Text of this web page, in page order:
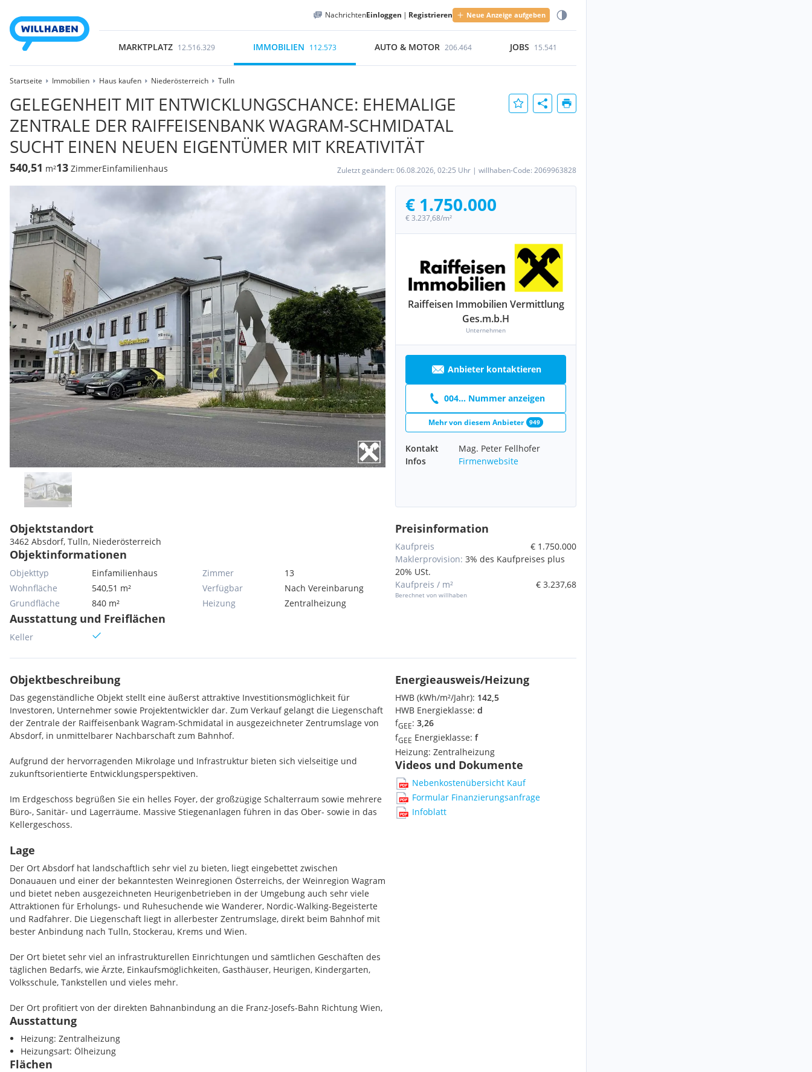
NachrichtenEinloggen | Registrieren Neue Anzeige aufgeben
MARKTPLATZ 12.516.329 IMMOBILIEN 112.573 AUTO & MOTOR 206.464 JOBS 15.541
Startseite Immobilien Haus kaufen Niederösterreich Tulln
GELEGENHEIT MIT ENTWICKLUNGSCHANCE: EHEMALIGE
ZENTRALE DER RAIFFEISENBANK WAGRAM-SCHMIDATAL
SUCHT EINEN NEUEN EIGENTÜMER MIT KREATIVITÄT
540,51 m²13 ZimmerEinfamilienhaus Zuletzt geändert: 06.08.2026, 02:25 Uhr | willhaben-Code: 2069963828
€ 1.750.000
€ 3.237,68/m²
Raiffeisen Immobilien Vermittlung
Ges.m.b.H
Unternehmen
Anbieter kontaktieren
004... Nummer anzeigen
Mehr von diesem Anbieter 949
Kontakt
Mag. Peter Fellhofer
Infos
Firmenwebsite
Objektstandort
3462 Absdorf, Tulln, Niederösterreich
Objektinformationen
Objekttyp
Einfamilienhaus
Wohnfläche
540,51 m²
Grundfläche
840 m²
Zimmer
13
Verfügbar
Nach Vereinbarung
Heizung
Zentralheizung
Ausstattung und Freiflächen
Keller
Preisinformation
Kaufpreis
€ 1.750.000
Maklerprovision: 3% des Kaufpreises plus
20% USt.
Kaufpreis / m²
Berechnet von willhaben
€ 3.237,68
Objektbeschreibung
Das gegenständliche Objekt stellt eine äußerst attraktive Investitionsmöglichkeit für
Investoren, Unternehmer sowie Projektentwickler dar. Zum Verkauf gelangt die Liegenschaft
der Zentrale der Raiffeisenbank Wagram-Schmidatal in ausgezeichneter Zentrumslage von
Absdorf, in unmittelbarer Nachbarschaft zum Bahnhof.
Aufgrund der hervorragenden Mikrolage und Infrastruktur bieten sich vielseitige und
zukunftsorientierte Entwicklungsperspektiven.
Im Erdgeschoss begrüßen Sie ein helles Foyer, der großzügige Schalterraum sowie mehrere
Büro-, Sanitär- und Lagerräume. Massive Stiegenanlagen führen in das Ober- sowie in das
Kellergeschoss.
Im Obergeschoss stehen neben einem Sitzungssaal, eine Vielzahl an Büroräumlichkeiten,
ein Aufenthaltsraum, eine Teeküche sowie diverse Lagerräumlichkeiten und Sanitärräume
zur Verfügung.
Das Kellergeschoss beinhaltet neben dem Tresorraum, den Heizraum und diverse
Lagerräume. Beheizt wird die Gesamtliegenschaft derzeit kostengünstig anhand einer
Ölzentralheizung, modernisiert wurde die Energieversorgung durch eine 15 KW PV-Anlage.
Insgesamt bietet das Objekt viel Potential hinsichtlich Nutzungsmöglichkeiten und
Entwicklungspotential und befindet sich in sehr gutem Zustand, ist unter einer
angemessenen Vorlaufzeit bezieh- und nutzbar.
Durch die allerbeste Zentrumslage ergeben sich gute Nutzungsmöglichkeiten für Pendler
durch die direkte Bahnanbindung an die Franz-Josefs-Bahn Richtung Krems,
Siegmundsherberg und Wien.
Nützen Sie diese einmalige Gelegenheit und fordern Sie ein unverbindliches Exposé an,
um sich einen persönlichen Eindruck dieser wirklich außergewöhnlichen Liegenschaft mit
Lage
Der Ort Absdorf hat landschaftlich sehr viel zu bieten, liegt eingebettet zwischen
Donauauen und einer der bekanntesten Weinregionen Österreichs, der Weinregion Wagram
und bietet neben ausgezeichneten Heurigenbetrieben in der Umgebung auch sehr viele
Attraktionen für Erholungs- und Ruhesuchende wie Wanderer, Nordic-Walking-Begeisterte
und Radfahrer. Die Liegenschaft liegt in allerbester Zentrumslage, direkt beim Bahnhof mit
bester Anbindung nach Tulln, Stockerau, Krems und Wien.
Der Ort bietet sehr viel an infrastrukturellen Einrichtungen und sämtlichen Geschäften des
täglichen Bedarfs, wie Ärzte, Einkaufsmöglichkeiten, Gasthäuser, Heurigen, Kindergarten,
Volksschule, Tankstellen und vieles mehr.
Der Ort profitiert von der direkten Bahnanbindung an die Franz-Josefs-Bahn Richtung Wien,
Krems und Siegmundsherberg, beste Anschlüsse an das öffentliche Verkehrsnetz sind
gegeben. Über den in wenigen Fahrminuten erreichbaren Autobahnanschluss bestehen
ausgezeichnete Verkehrsanbindungen nach Krems, Stockerau, St. Pölten und Wien.
Ausstattung
Heizung: Zentralheizung
Heizungsart: Ölheizung
Flächen
Energieausweis/Heizung
HWB (kWh/m²/Jahr): 142,5
HWB Energieklasse: d
fGEE: 3,26
fGEE Energieklasse: f
Heizung: Zentralheizung
Videos und Dokumente
Nebenkostenübersicht Kauf
Formular Finanzierungsanfrage
Infoblatt